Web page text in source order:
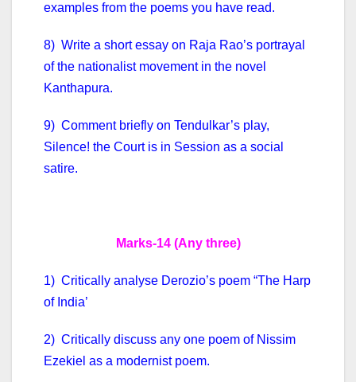
examples from the poems you have read.
8) Write a short essay on Raja Rao’s portrayal
of the nationalist movement in the novel
Kanthapura.
9) Comment briefly on Tendulkar’s play,
Silence! the Court is in Session as a social
satire.
Marks-14 (Any three)
1) Critically analyse Derozio’s poem “The Harp
of India’
2) Critically discuss any one poem of Nissim
Ezekiel as a modernist poem.